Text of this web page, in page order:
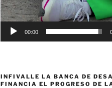
00:00
INFIVALLE LA BANCA DE
FINANCIA EL PROGRESO DE